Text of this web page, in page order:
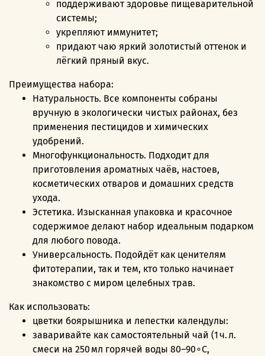
поддерживают здоровье пищеварительной
системы;
укрепляют иммунитет;
придают чаю яркий золотистый оттенок и
лёгкий пряный вкус.
Преимущества набора:
Натуральность. Все компоненты собраны
вручную в экологически чистых районах, без
применения пестицидов и химических
удобрений.
Многофункциональность. Подходит для
приготовления ароматных чаёв, настоев,
косметических отваров и домашних средств
ухода.
Эстетика. Изысканная упаковка и красочное
содержимое делают набор идеальным подарком
для любого повода.
Универсальность. Подойдёт как ценителям
фитотерапии, так и тем, кто только начинает
знакомство с миром целебных трав.
Как использовать:
цветки боярышника и лепестки календулы:
заваривайте как самостоятельный чай (1 ч. л.
смеси на 250 мл горячей воды 80–90∘C,